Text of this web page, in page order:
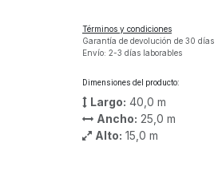
Términos y condiciones
Garantía de devolución de 30 días
Envío: 2-3 días laborables
Dimensiones del producto:
Largo: 40,0 m
Ancho: 25,0 m
Alto: 15,0 m